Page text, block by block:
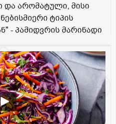
და არომატული, მისი
ტიპის
- პამიდვრის მარინადი